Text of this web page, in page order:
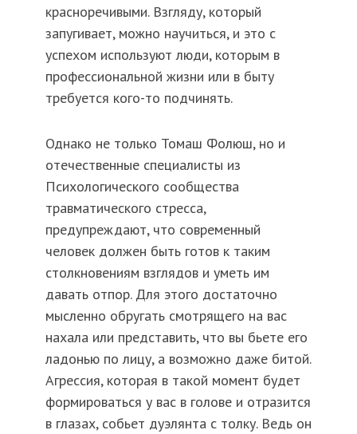
красноречивыми. Взгляду, который
запугивает, можно научиться, и это с
успехом используют люди, которым в
профессиональной жизни или в быту
требуется кого-то подчинять.
Однако не только Томаш Фолюш, но и
отечественные специалисты из
Психологического сообщества
травматического стресса,
предупреждают, что современный
человек должен быть готов к таким
столкновениям взглядов и уметь им
давать отпор. Для этого достаточно
мысленно обругать смотрящего на вас
нахала или представить, что вы бьете его
ладонью по лицу, а возможно даже битой.
Агрессия, которая в такой момент будет
формироваться у вас в голове и отразится
в глазах, собьет дуэлянта с толку. Ведь он